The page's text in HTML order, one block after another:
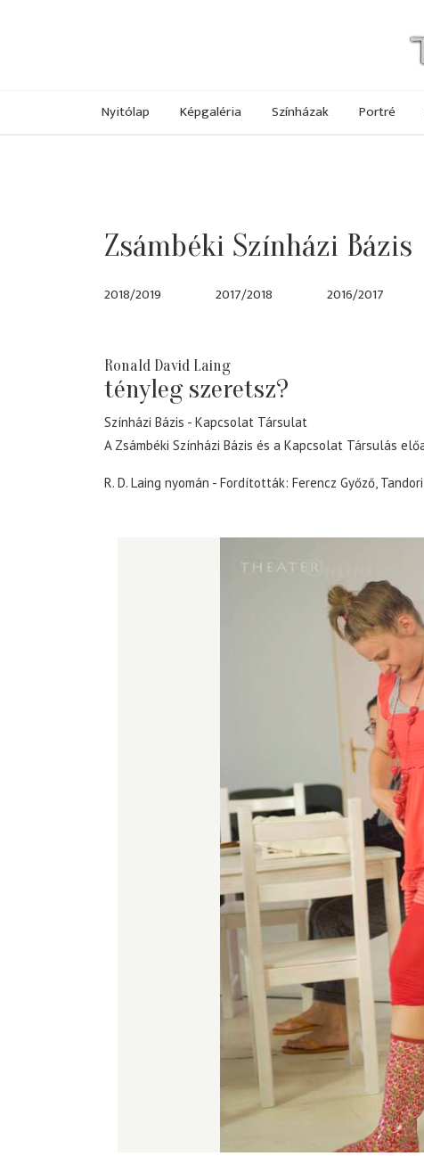
Nyitólap Képgaléria Színházak Portré
Zsámbéki Színházi Bázis
2018/2019 2017/2018 2016/2017
Ronald David Laing
tényleg szeretsz?
Színházi Bázis
Kapcsolat Társulat
A Zsámbéki Színházi Bázis és a Kapcsolat Társulás
R. D. Laing nyomán - Fordították: Ferencz Győző,